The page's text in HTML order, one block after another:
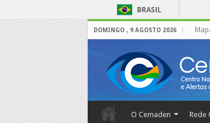
BRASIL
DOMINGO , 9 AGOSTO 2026
O Cemaden Rede